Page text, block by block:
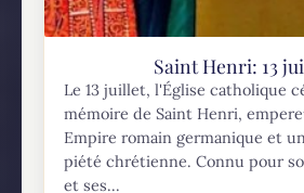
Saint Henri: 13
Le 13 juillet, l'Église catholique
mémoire de Saint Henri,
Empire romain germanique et
piété chrétienne. Connu pour
et ses...